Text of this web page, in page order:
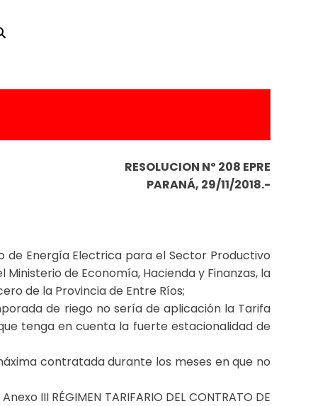
RESOLUCION Nº 208 EPRE
PARANÁ, 29/11/2018.-
de Energía Electrica para el Sector Productivo
de Economía, Hacienda y Finanzas, la
de la Provincia de Entre Ríos;
de riego no sería de aplicación la Tarifa
tenga en cuenta la fuerte estacionalidad de
contratada durante los meses en que no
III RÉGIMEN TARIFARIO DEL CONTRATO DE